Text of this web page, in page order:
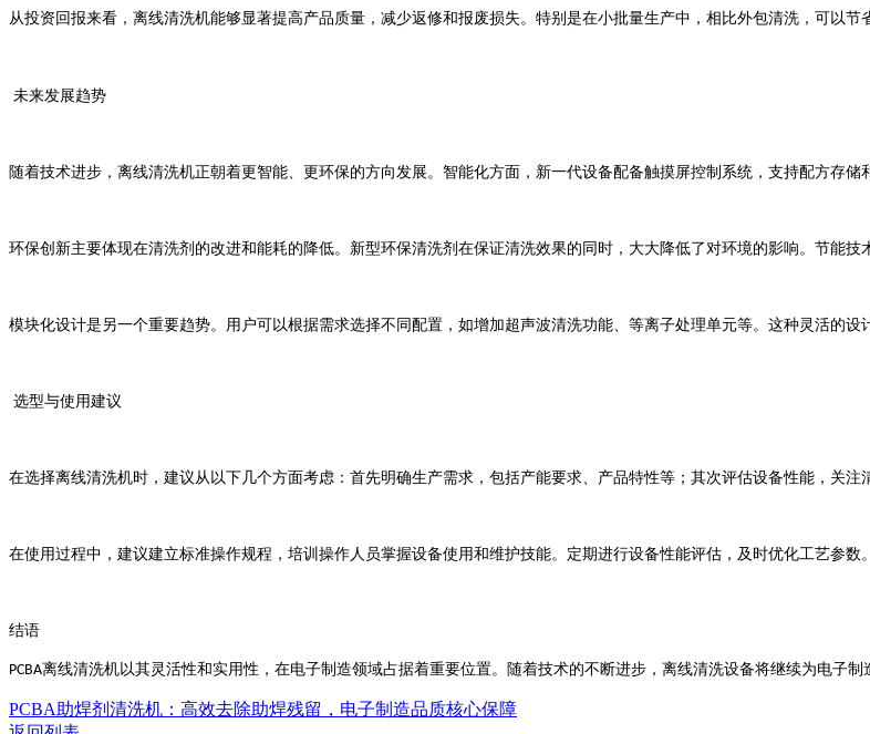
从投资回报来看，离线清洗机能够显著提高产品质量，减少返修和报废损失。特别是在小批量生产中，相比外包清洗，可以
未来发展趋势
随着技术进步，离线清洗机正朝着更智能、更环保的方向发展。智能化方面，新一代设备配备触摸屏控制系统，支持配方存储
环保创新主要体现在清洗剂的改进和能耗的降低。新型环保清洗剂在保证清洗效果的同时，大大降低了对环境的影响。节能技
模块化设计是另一个重要趋势。用户可以根据需求选择不同配置，如增加超声波清洗功能、等离子处理单元等。这种灵活的设
选型与使用建议
在选择离线清洗机时，建议从以下几个方面考虑：首先明确生产需求，包括产能要求、产品特性等；其次评估设备性能，关注
在使用过程中，建议建立标准操作规程，培训操作人员掌握设备使用和维护技能。定期进行设备性能评估，及时优化工艺参数
结语
PCBA离线清洗机以其灵活性和实用性，在电子制造领域占据着重要位置。随着技术的不断进步，离线清洗设备将继续为电子
PCBA助焊剂清洗机：高效去除助焊残留，电子制造品质核心保障